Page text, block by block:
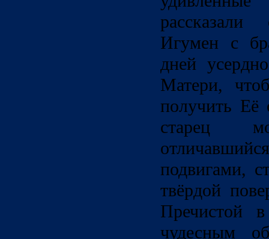
Игумен с
дней
Матери,
получить Её
старец
подвигами,
твёрдой
Пречистой
чудесным